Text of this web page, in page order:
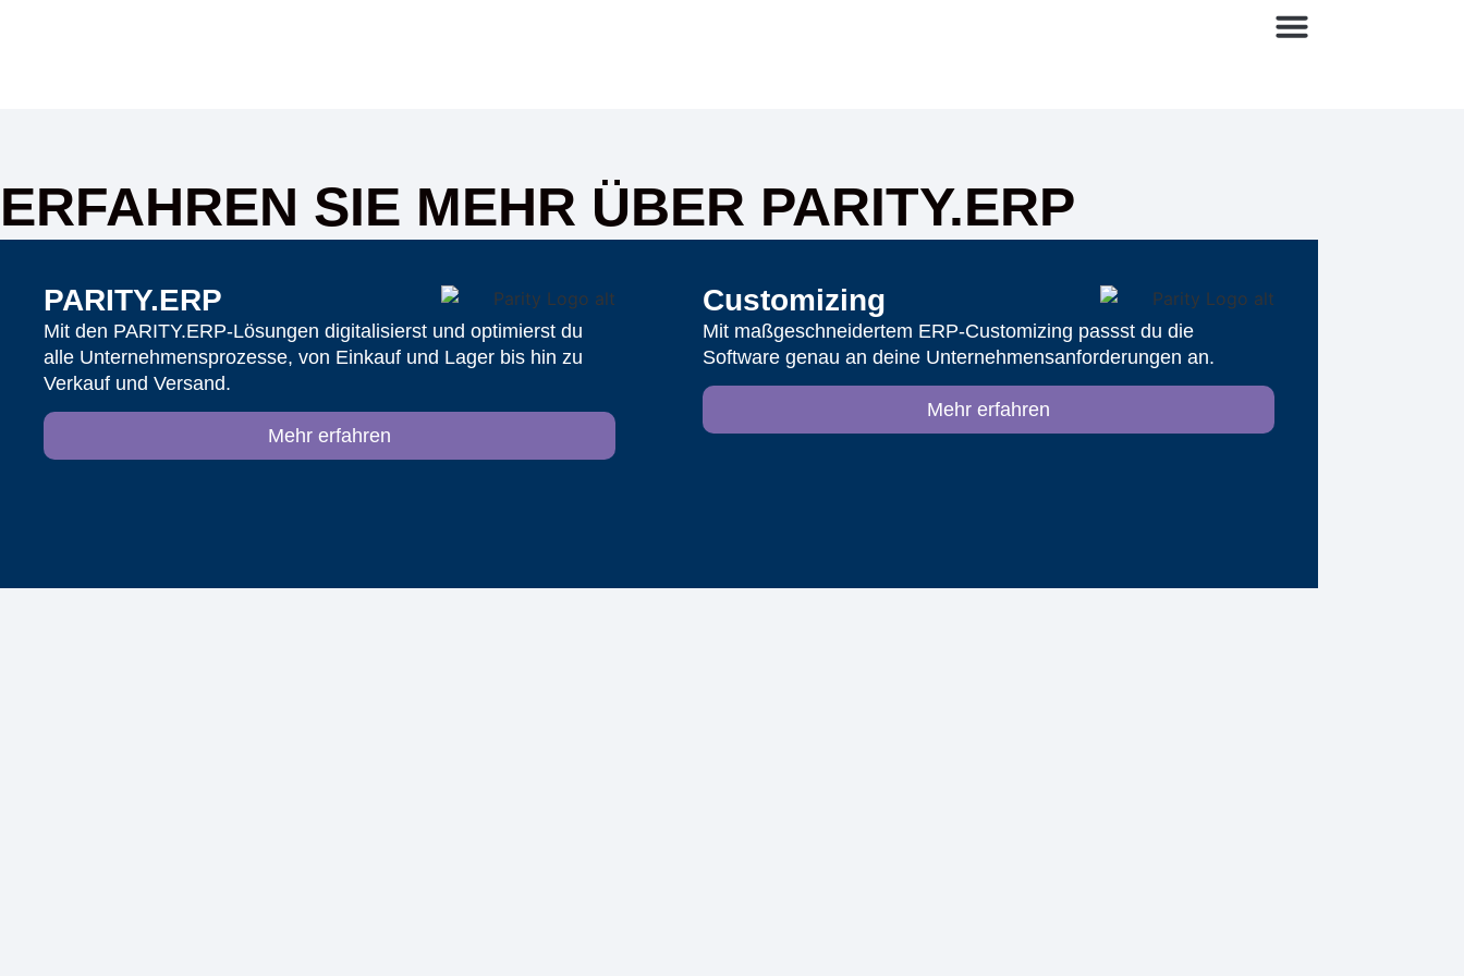
ERFAHREN SIE MEHR ÜBER PARITY.ERP
PARITY.ERP
Mit den PARITY.ERP-Lösungen digitalisierst und optimierst du
alle Unternehmensprozesse, von Einkauf und Lager bis hin zu
Verkauf und Versand.
Mehr erfahren
Customi­zing
Mit maßgeschneidertem ERP-Customizing passst du die
Software genau an deine Unternehmens­anforderungen an.
Mehr erfahren